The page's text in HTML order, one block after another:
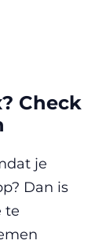
Check
je
Dan is
te